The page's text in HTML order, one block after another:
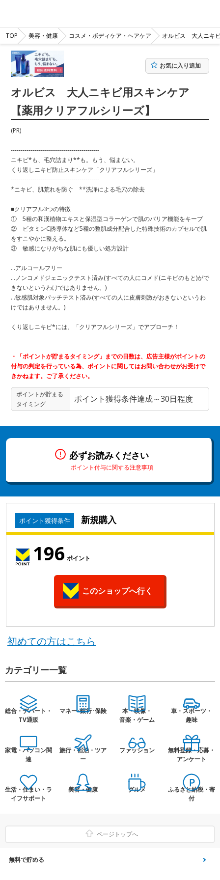
TOP 美容・健康 コスメ・ボディケア・ヘアケア オルビス 大人ニキ
お気に入り追加
オルビス 大人ニキビ用スキンケア
【薬用クリアフルシリーズ】
(PR)
---------------------------------------------
ニキビ*も、毛穴詰まり**も。もう、悩まない。
くり返しニキビ防止スキンケア「クリアフルシリーズ」
---------------------------------------------
*ニキビ、肌荒れを防ぐ **洗浄による毛穴の除去
■クリアフル3つの特徴
① 5種の和漢植物エキスと保湿型コラーゲンで肌のバリア機能をキープ
② ビタミンC誘導体など5種の整肌成分配合した特殊技術のカプセルで肌
をすこやかに整える。
③ 敏感になりがちな肌にも優しい処方設計
…アルコールフリー
…ノンコメドジェニックテスト済み(すべての人にコメド(ニキビのもと)がで
きないというわけではありません。)
…敏感肌対象パッチテスト済み(すべての人に皮膚刺激がおきないというわ
けではありません。)
くり返しニキビ*には、「クリアフルシリーズ」でアプローチ！
・「ポイントが貯まるタイミング」までの日数は、広告主様がポイントの
付与の判定を行っている為、ポイントに関してはお問い合わせがお受けで
きかねます。ご了承ください。
ポイントが貯まる
タイミング
ポイント獲得条件達成～30日程度
必ずお読みください
ポイント付与に関する注意事項
ポイント獲得条件 新規購入
196 ポイント
このショップへ行く
初めての方はこちら
カテゴリー一覧
総合・デパート・
TV通販
マネー･銀行･保険
本・映像・
音楽・ゲーム
車・スポーツ・
趣味
家電・パソコン関
連
旅行・宿泊・ツア
ー
ファッション
無料登録・応募・
アンケート
生活・住まい・ラ
イフサポート
美容・健康 グルメ
ふるさと納税・寄
付
ページトップへ
無料で貯める